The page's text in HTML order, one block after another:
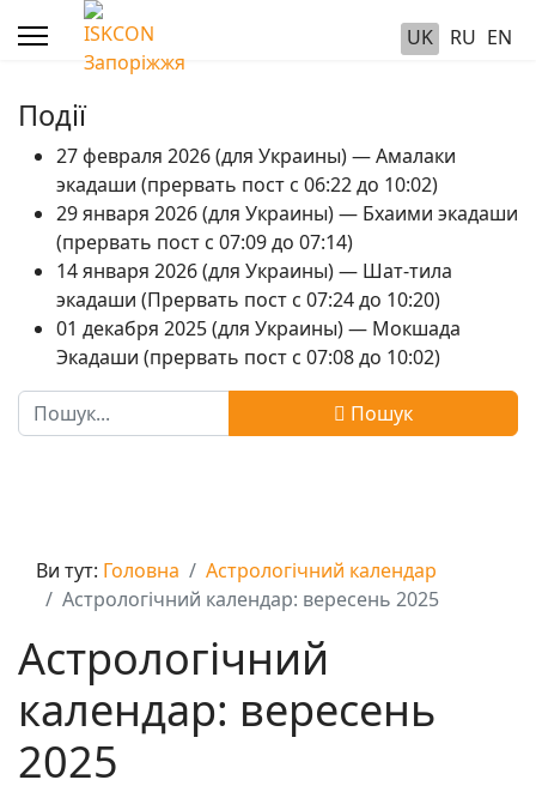
UK RU EN
Події
27 февраля 2026 (для Украины) — Амалаки
экадаши (прервать пост с 06:22 до 10:02)
29 января 2026 (для Украины) — Бхаими экадаши
(прервать пост с 07:09 до 07:14)
14 января 2026 (для Украины) — Шат-тила
экадаши (Прервать пост с 07:24 до 10:20)
01 декабря 2025 (для Украины) — Мокшада
Экадаши (прервать пост с 07:08 до 10:02)
Пошук
Пошук
Ви тут: Головна
Астрологічний календар
Астрологічний календар: вересень 2025
Астрологічний
календар: вересень
2025